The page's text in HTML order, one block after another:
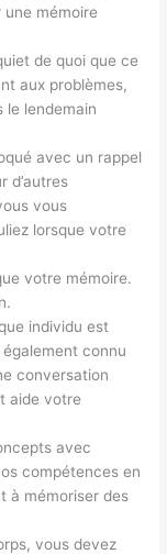
mémoire
de quoi que ce
aux problèmes,
le lendemain
avec un rappel
d’autres
vous
lorsque votre
votre mémoire.
individu est
connu
conversation
aide votre
avec
compétences en
à mémoriser des
vous devez